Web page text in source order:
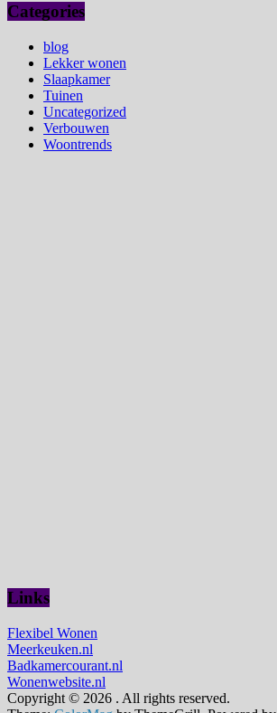
Categories
blog
Lekker wonen
Slaapkamer
Tuinen
Uncategorized
Verbouwen
Woontrends
Links
Flexibel Wonen
Meerkeuken.nl
Badkamercourant.nl
Wonenwebsite.nl
Copyright © 2026 . All rights reserved.